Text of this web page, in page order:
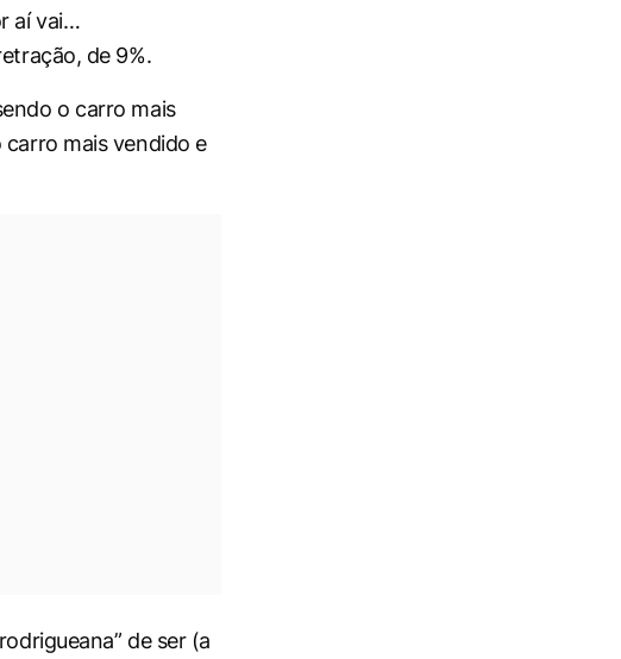
aí vai…
de 9%.
o carro mais
mais vendido e
de ser (a